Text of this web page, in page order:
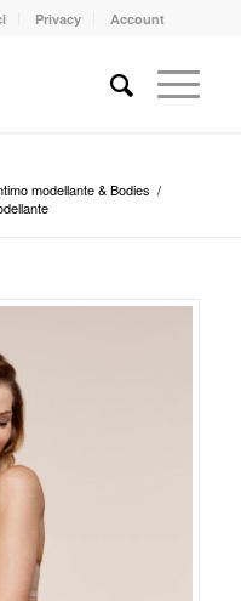
Privacy Account
modellante & Bodies /